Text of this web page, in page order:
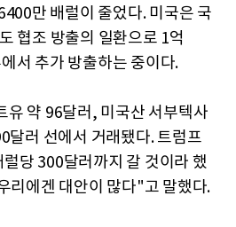
만 배럴이 줄었다. 미국은 국
협조 방출의 일환으로 1억
서 추가 방출하는 중이다.
유 약 96달러, 미국산 서부텍사
달러 선에서 거래됐다. 트럼프
당 300달러까지 갈 것이라 했
리에겐 대안이 많다"고 말했다.